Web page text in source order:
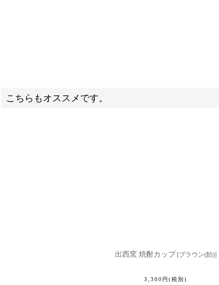
こちらもオススメです。
出西窯 焼酎カップ [ブラウン(飴)]
3,300 円 (税別)